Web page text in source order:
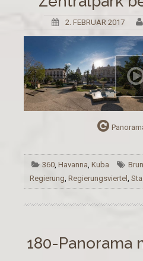
2. FEBRUAR 2017
360,Havanna,Kuba
Regierung, Regierungsviertel ,
180-Panorama